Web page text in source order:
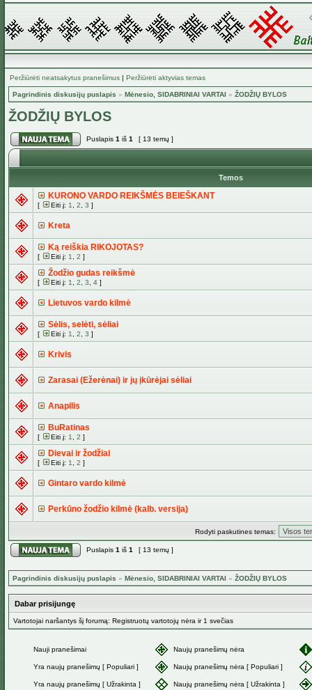
Peržiūrėti neatsakytus pranešimus | Peržiūrėti aktyvias temas
Pagrindinis diskusijų puslapis » Mėnesio, SIDABRINIAI VARTAI » ŽODŽIŲ BYLOS
ŽODŽIŲ BYLOS
Puslapis 1 iš 1 [ 13 temų ]
Temos
KURONO VARDO REIKŠMĖS BEIEŠKANT
[ Eiti į: 1 2 3 ]
Kreta
Ką reiškia RIKOJOTAS?
[ Eiti į: 1 2 ]
Žodžio gudas reikšmė
[ Eiti į: 1 2 3 4 ]
Lietuvos vardo kilmė
Sėlis, selėti, sėliai
[ Eiti į: 1 2 3 ]
Krivis
Zarasai (Ežerėnai) ir jų įkūrėjai sėliai
Anapilis
BuRatinas
[ Eiti į: 1 2 ]
Dievai ir žodžiai
[ Eiti į: 1 2 ]
Gintaro vardo kilmė
Perkūno žodžio kilmė (kalb. versija)
Rodyti paskutines temas:
Puslapis 1 iš 1 [ 13 temų ]
Pagrindinis diskusijų puslapis » Mėnesio, SIDABRINIAI VARTAI » ŽODŽIŲ BYLOS
Dabar prisijungę
Vartotojai naršantys šį forumą: Registruotų vartotojų nėra ir 1 svečias
Nauji pranešimai Naujų pranešimų nėra
Yra naujų pranešimų [ Populiari ] Naujų pranešimų nėra [ Populiari ]
Yra naujų pranešimų [ Užrakinta ] Naujų pranešimų nėra [ Užrakinta ]